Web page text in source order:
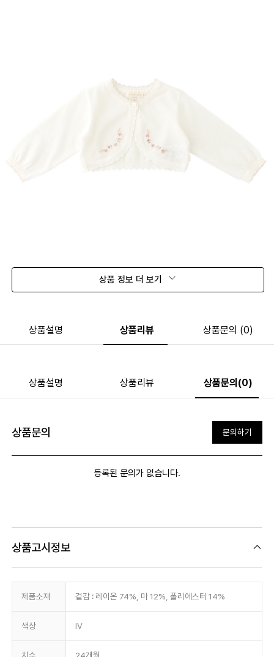
상품 정보 더 보기
상품설명 상품리뷰 상품문의 (0)
상품설명 상품리뷰 상품문의(0)
상품문의 문의하기
등록된 문의가 없습니다.
상품고시정보
제품소재 겉감 : 레이온 74%, 마 12%, 폴리에스터 14%
색상 IV